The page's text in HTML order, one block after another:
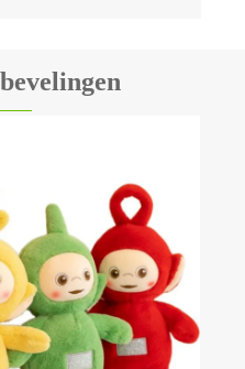
pluche kussen voor